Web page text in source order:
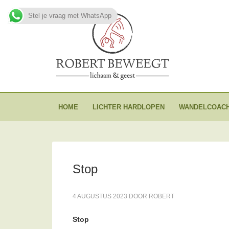
HOME LICHTER HARDLOPEN
Stop
4 AUGUSTUS 2023 DOOR ROBERT
Stop
Stel je vraag met WhatsApp